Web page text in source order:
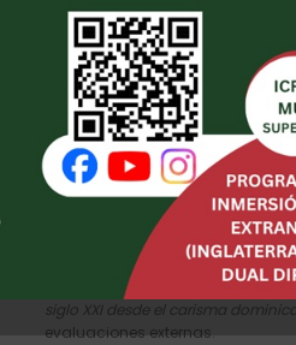
El sistema integrado de
referentes: 1. El Decreto 1075 de
la educación colombiana; 2. El
“Desarrollo integral de
siglo XXI desde el carisma
evaluaciones externas.